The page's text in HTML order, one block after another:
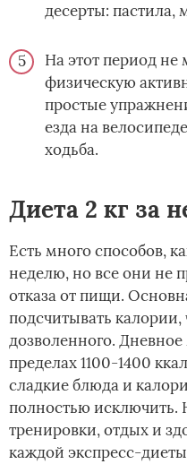
десерты: пастила,
На этот период
физическую
простые
езда на
ходьба.
Диета 2 кг за
Есть много способов,
неделю, но все они не
отказа от пищи.
подсчитывать
дозволенного.
пределах 1100-1400
сладкие блюда и
полностью исключить.
тренировки, отдых и
каждой экспресс-